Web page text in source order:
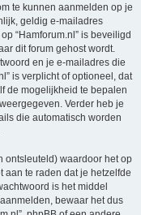
te kunnen aanmelden op je
geldig e-mailadres
“Hamforum.nl” is beveiligd
dit forum gehost wordt.
en je e-mailadres die
is verplicht of optioneel, dat
de mogelijkheid te bepalen
Verder heb je
die automatisch worden
ontsleuteld) waardoor het op
aan te raden dat je hetzelfde
is het middel
bewaar het dus